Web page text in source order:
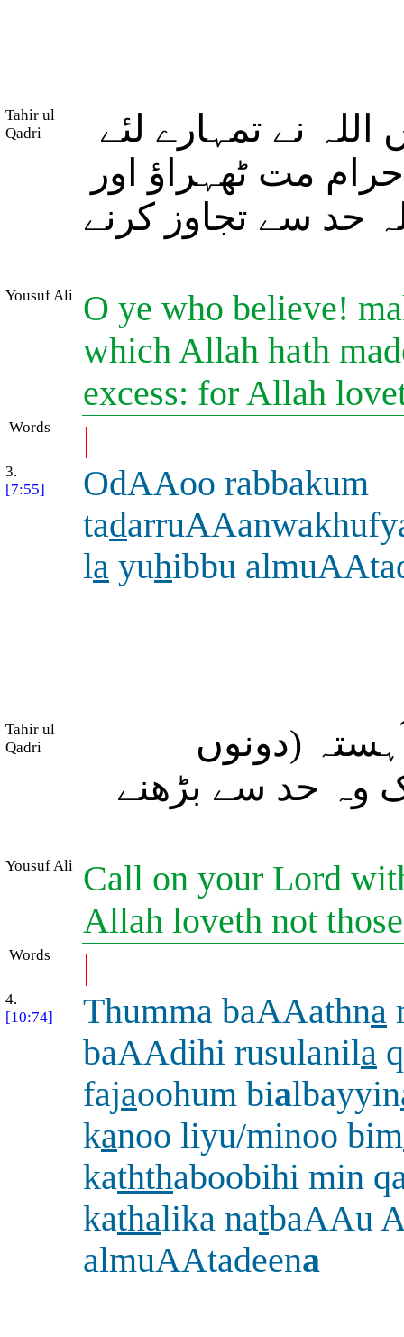
Tahir ul
Qadri
نے تمہارے لئے
مت ٹھہراؤ اور
حد سے تجاوز کرنے
Yousuf Ali
O ye who believe!
which Allah hath
excess: for Allah
Words |
3.
[7:55]
OdAAoo rabbakum
tad
la yuhibbu
Tahir ul
Qadri
(دونوں
وہ حد سے بڑھنے
Yousuf Ali
Call on your Lord
Allah loveth not
Words |
4.
[10:74]
Thumma baAAathna
baAAdihi rusulanila
fajaoohum bialbayyin
kanoo liyu/minoo bim
kaththaboobihi min
kathalika natbaAAu
almuAAtadeena